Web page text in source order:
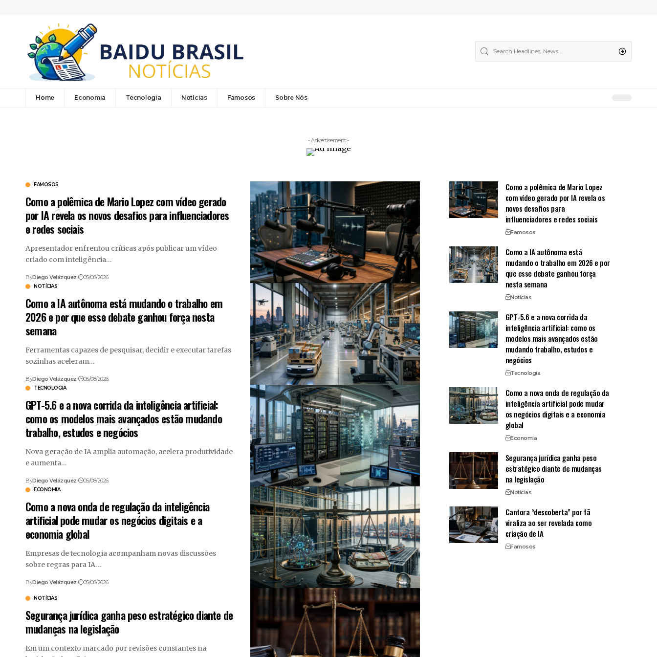
Home Economia Tecnologia Notícias Famosos Sobre Nós
- Advertisement -
FAMOSOS
Como a polêmica de Mario Lopez com vídeo gerado
por IA revela os novos desafios para influenciadores
e redes sociais
Apresentador enfrentou críticas após publicar um vídeo
criado com inteligência…
ByDiego Velázquez 05/08/2026
NOTÍCIAS
Como a IA autônoma está mudando o trabalho em
2026 e por que esse debate ganhou força nesta
semana
Ferramentas capazes de pesquisar, decidir e executar tarefas
sozinhas aceleram…
ByDiego Velázquez 05/08/2026
TECNOLOGIA
GPT-5.6 e a nova corrida da inteligência artificial:
como os modelos mais avançados estão mudando
trabalho, estudos e negócios
Nova geração de IA amplia automação, acelera produtividade
e aumenta…
ByDiego Velázquez 05/08/2026
ECONOMIA
Como a nova onda de regulação da inteligência
artificial pode mudar os negócios digitais e a
economia global
Empresas de tecnologia acompanham novas discussões
sobre regras para IA…
ByDiego Velázquez 05/08/2026
NOTÍCIAS
Segurança jurídica ganha peso estratégico diante de
mudanças na legislação
Em um contexto marcado por revisões constantes na
Como a polêmica de Mario Lopez
com vídeo gerado por IA revela os
novos desafios para
influenciadores e redes sociais
Famosos
Como a IA autônoma está
mudando o trabalho em 2026 e por
que esse debate ganhou força
nesta semana
Notícias
GPT-5.6 e a nova corrida da
inteligência artificial: como os
modelos mais avançados estão
mudando trabalho, estudos e
negócios
Tecnologia
Como a nova onda de regulação da
inteligência artificial pode mudar
os negócios digitais e a economia
global
Economia
Segurança jurídica ganha peso
estratégico diante de mudanças
na legislação
Notícias
Cantora “descoberta” por fã
viraliza ao ser revelada como
criação de IA
Famosos